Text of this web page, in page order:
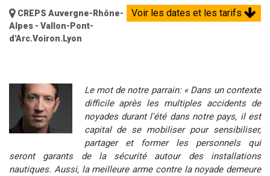
Voir les dates et les tarifs
CREPS Auvergne-Rhône-
Alpes - Vallon-Pont-
d'Arc.Voiron.Lyon
Le mot de notre parrain: « Dans un contexte
difficile après les multiples accidents de
noyades durant l'été dans notre pays, il est
capital de se mobiliser pour sensibiliser,
partager et former les personnels qui
seront garants de la sécurité autour des installations
nautiques. Aussi, la meilleure arme contre la noyade demeure